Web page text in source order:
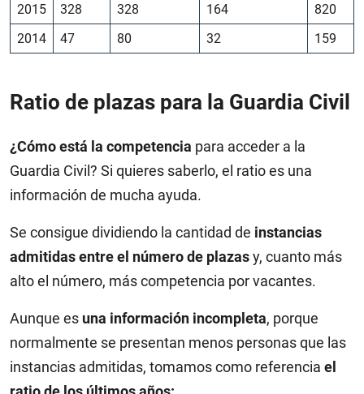
2015
328 328 164
820
2014
47 80 32 159
Ratio de plazas para la Guardia Civil
¿Cómo está la competencia para acceder a la
Guardia Civil? Si quieres saberlo, el ratio es una
información de mucha ayuda.
Se consigue dividiendo la cantidad de instancias
admitidas entre el número de plazasy, cuanto más
alto el número, más competencia por vacantes.
Aunque es una información incompleta, porque
normalmente se presentan menos personas que las
instancias admitidas, tomamos como referencia el